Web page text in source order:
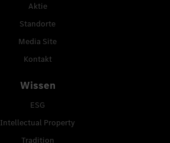
Aktie
Standorte
Media Site
Kontakt
Wissen
ESG
Intellectual Property
Tradition